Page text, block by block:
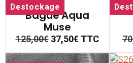
Destockage
Bague Aqua
Muse
125,00€ 37,50€TTC